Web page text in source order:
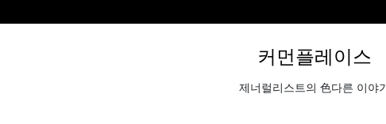
커먼플레이스
제너럴리스트의 色다른 이야기